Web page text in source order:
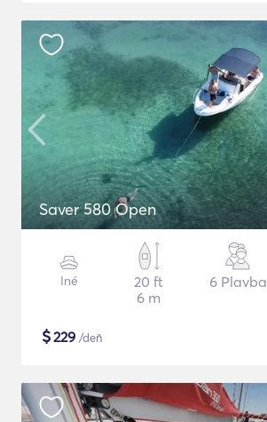
Saver 580 Open
Iné
20 ft
6 m
6 Plavba
$229 /deň